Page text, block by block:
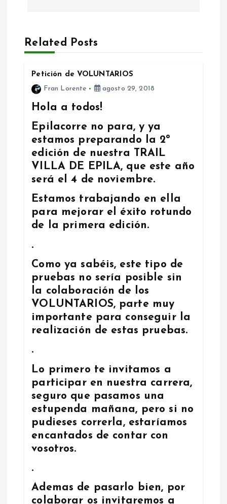
e
g
Related Posts
Petición de VOLUNTARIOS
Fran Lorente
agosto 29, 2018
Hola a todos!
Epilacorre no para, y ya
estamos preparando la 2º
edición de nuestra TRAIL
VILLA DE EPILA, que este año
será el 4 de noviembre.
Estamos trabajando en ella
para mejorar el éxito rotundo
de la primera edición.
.
Como ya sabéis, este tipo de
pruebas no sería posible sin
la colaboración de los
VOLUNTARIOS, parte muy
importante para conseguir la
realización de estas pruebas.
.
Lo primero te invitamos a
participar en nuestra carrera,
seguro que pasamos una
estupenda mañana, pero si no
pudieses correrla, estaríamos
encantados de contar con
vosotros.
.
Ademas de pasarlo bien, por
colaborar os invitaremos a